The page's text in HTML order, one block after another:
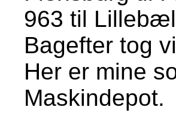
963 til
Bagefter tog
Her er mine
Maskindepot.